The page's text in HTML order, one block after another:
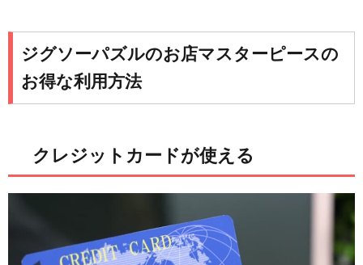
ジグソーパズルのお店マスターピースの
お得な利用方法
クレジットカードが使える